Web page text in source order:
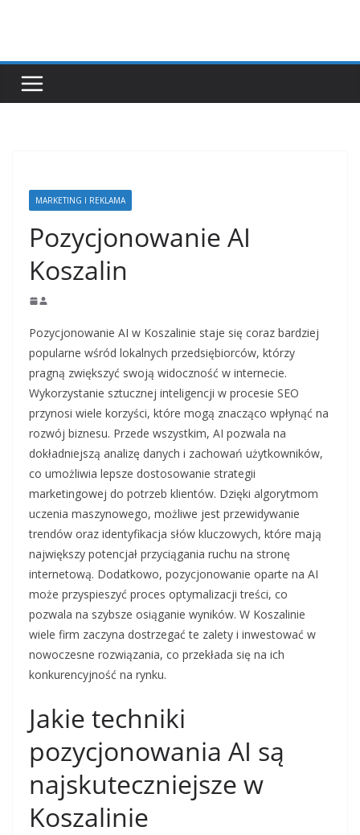
MARKETING I REKLAMA
Pozycjonowanie AI
Koszalin
Pozycjonowanie AI w Koszalinie staje się coraz bardziej
popularne wśród lokalnych przedsiębiorców, którzy
pragną zwiększyć swoją widoczność w internecie.
Wykorzystanie sztucznej inteligencji w procesie SEO
przynosi wiele korzyści, które mogą znacząco wpłynąć na
rozwój biznesu. Przede wszystkim, AI pozwala na
dokładniejszą analizę danych i zachowań użytkowników,
co umożliwia lepsze dostosowanie strategii
marketingowej do potrzeb klientów. Dzięki algorytmom
uczenia maszynowego, możliwe jest przewidywanie
trendów oraz identyfikacja słów kluczowych, które mają
największy potencjał przyciągania ruchu na stronę
internetową. Dodatkowo, pozycjonowanie oparte na AI
może przyspieszyć proces optymalizacji treści, co
pozwala na szybsze osiąganie wyników. W Koszalinie
wiele firm zaczyna dostrzegać te zalety i inwestować w
nowoczesne rozwiązania, co przekłada się na ich
konkurencyjność na rynku.
Jakie techniki
pozycjonowania AI są
najskuteczniejsze w
Koszalinie